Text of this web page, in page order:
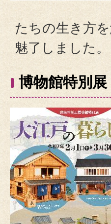
たちの生き方
魅了しました。
博物館特別